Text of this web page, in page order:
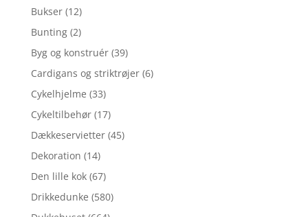
Bukser (12)
Bunting (2)
Byg og konstruér (39)
Cardigans og striktrøjer (6)
Cykelhjelme (33)
Cykeltilbehør (17)
Dækkeservietter (45)
Dekoration (14)
Den lille kok (67)
Drikkedunke (580)